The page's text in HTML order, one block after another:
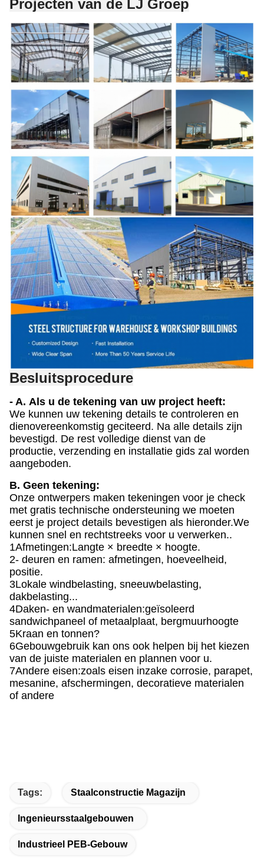
Projecten van de LJ Groep
Besluitsprocedure
- A. Als u de tekening van uw project heeft:
We kunnen uw tekening details te controleren en
dienovereenkomstig geciteerd. Na alle details zijn
bevestigd. De rest volledige dienst van de
productie, verzending en installatie gids zal worden
aangeboden.
B. Geen tekening:
Onze ontwerpers maken tekeningen voor je check
met gratis technische ondersteuning we moeten
eerst je project details bevestigen als hieronder.We
kunnen snel en rechtstreeks voor u verwerken..
1Afmetingen:Langte × breedte × hoogte.
2- deuren en ramen: afmetingen, hoeveelheid,
positie.
3Lokale windbelasting, sneeuwbelasting,
dakbelasting...
4Daken- en wandmaterialen:geïsoleerd
sandwichpaneel of metaalplaat, bergmuurhoogte
5Kraan en tonnen?
6Gebouwgebruik kan ons ook helpen bij het kiezen
van de juiste materialen en plannen voor u.
7Andere eisen:zoals eisen inzake corrosie, parapet,
mesanine, afschermingen, decoratieve materialen
of andere
Tags: Staalconstructie Magazijn
Ingenieursstaalgebouwen
Industrieel PEB-Gebouw